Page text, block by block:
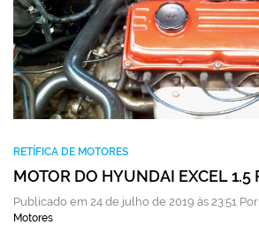
RETÍFICA DE MOTORES
MOTOR DO HYUNDAI EXCEL 1.5
Publicado em 24 de julho de 2019 às 23:51 Por
Motores